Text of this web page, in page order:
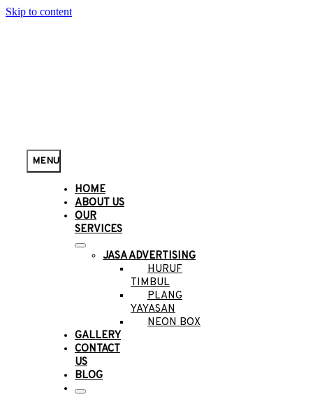
Skip to content
MENU
HOME
ABOUT US
OUR
SERVICES
JASA ADVERTISING
HURUF
TIMBUL
PLANG
YAYASAN
NEON BOX
GALLERY
CONTACT
US
BLOG